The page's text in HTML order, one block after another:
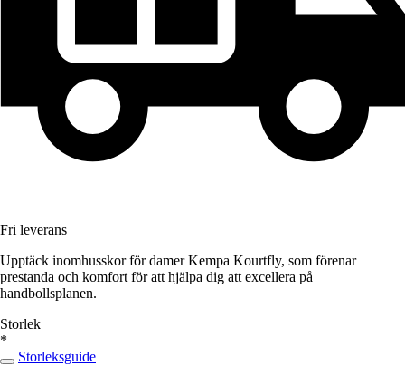
Fri leverans
Upptäck inomhusskor för damer Kempa Kourtfly, som förenar
prestanda och komfort för att hjälpa dig att excellera på
handbollsplanen.
Storlek
*
Storleksguide